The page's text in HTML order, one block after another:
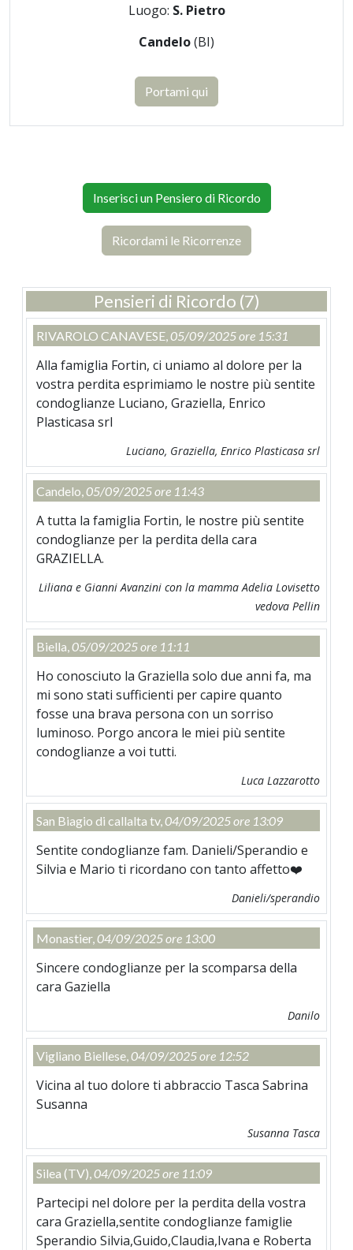
Luogo: S. Pietro
Candelo(BI)
Portami qui
Inserisci un Pensiero di Ricordo
Ricordami le Ricorrenze
Pensieri di Ricordo (7)
RIVAROLO CANAVESE,05/09/2025 ore 15:31
Alla famiglia Fortin, ci uniamo al dolore per la
vostra perdita esprimiamo le nostre più sentite
condoglianze Luciano, Graziella, Enrico
Plasticasa srl
Luciano, Graziella, Enrico Plasticasa srl
Candelo,05/09/2025 ore 11:43
A tutta la famiglia Fortin, le nostre più sentite
condoglianze per la perdita della cara
GRAZIELLA.
Liliana e Gianni Avanzini con la mamma Adelia Lovisetto
vedova Pellin
Biella,05/09/2025 ore 11:11
Ho conosciuto la Graziella solo due anni fa, ma
mi sono stati sufficienti per capire quanto
fosse una brava persona con un sorriso
luminoso. Porgo ancora le miei più sentite
condoglianze a voi tutti.
Luca Lazzarotto
San Biagio di callalta tv,04/09/2025 ore 13:09
Sentite condoglianze fam. Danieli/Sperandio e
Silvia e Mario ti ricordano con tanto affetto❤️
Danieli/sperandio
Monastier,04/09/2025 ore 13:00
Sincere condoglianze per la scomparsa della
cara Gaziella
Danilo
Vigliano Biellese,04/09/2025 ore 12:52
Vicina al tuo dolore ti abbraccio Tasca Sabrina
Susanna
Susanna Tasca
Silea (TV),04/09/2025 ore 11:09
Partecipi nel dolore per la perdita della vostra
cara Graziella,sentite condoglianze famiglie
Sperandio Silvia,Guido,Claudia,Ivana e Roberta